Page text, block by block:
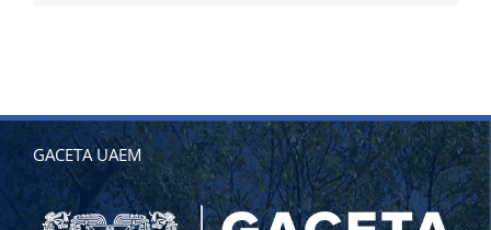
GACETA UAEM